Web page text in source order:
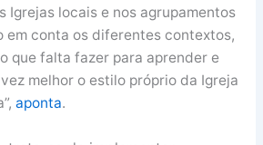
Igrejas locais e nos agrupamentos
em conta os diferentes contextos,
que falta fazer para aprender e
melhor o estilo próprio da Igreja
aponta.